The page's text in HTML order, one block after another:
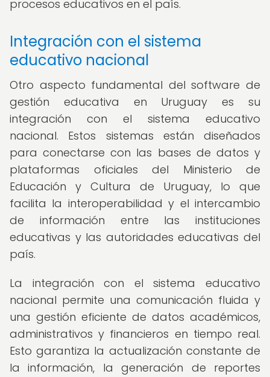
procesos educativos en el país.
Integración con el sistema
educativo nacional
Otro aspecto fundamental del software de
gestión educativa en Uruguay es su
integración con el sistema educativo
nacional. Estos sistemas están diseñados
para conectarse con las bases de datos y
plataformas oficiales del Ministerio de
Educación y Cultura de Uruguay, lo que
facilita la interoperabilidad y el intercambio
de información entre las instituciones
educativas y las autoridades educativas del
país.
La integración con el sistema educativo
nacional permite una comunicación fluida y
una gestión eficiente de datos académicos,
administrativos y financieros en tiempo real.
Esto garantiza la actualización constante de
la información, la generación de reportes